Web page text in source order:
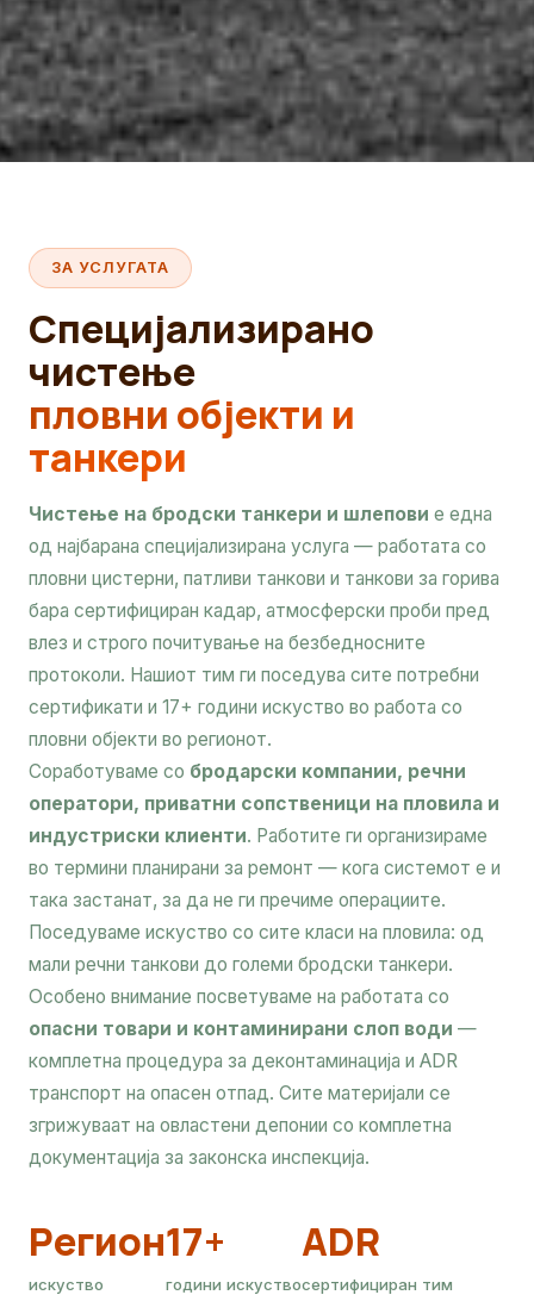
ЗА УСЛУГАТА
Специјализирано
чистење
пловни објекти и
танкери
Чистење на бродски танкери и шлепови е една
од најбарана специјализирана услуга — работата со
пловни цистерни, патливи танкови и танкови за горива
бара сертифициран кадар, атмосферски проби пред
влез и строго почитување на безбедносните
протоколи. Нашиот тим ги поседува сите потребни
сертификати и 17+ години искуство во работа со
пловни објекти во регионот.
Соработуваме со бродарски компании, речни
оператори, приватни сопственици на пловила и
индустриски клиенти. Работите ги организираме
во термини планирани за ремонт — кога системот е и
така застанат, за да не ги пречиме операциите.
Поседуваме искуство со сите класи на пловила: од
мали речни танкови до големи бродски танкери.
Особено внимание посветуваме на работата со
опасни товари и контаминирани слоп води —
комплетна процедура за деконтаминација и ADR
транспорт на опасен отпад. Сите материјали се
згрижуваат на овластени депонии со комплетна
документација за законска инспекција.
Регион
искуство
17+
години искуство
ADR
сертифициран тим